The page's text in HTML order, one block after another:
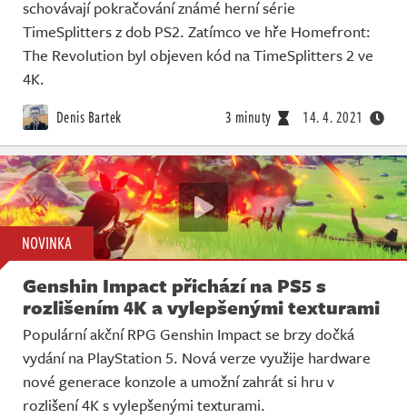
schovávají pokračování známé herní série
TimeSplitters z dob PS2. Zatímco ve hře Homefront:
The Revolution byl objeven kód na TimeSplitters 2 ve
4K.
Denis Bartek 3 minuty 14. 4. 2021
NOVINKA
Genshin Impact přichází na PS5 s
rozlišením 4K a vylepšenými texturami
Populární akční RPG Genshin Impact se brzy dočká
vydání na PlayStation 5. Nová verze využije hardware
nové generace konzole a umožní zahrát si hru v
rozlišení 4K s vylepšenými texturami.